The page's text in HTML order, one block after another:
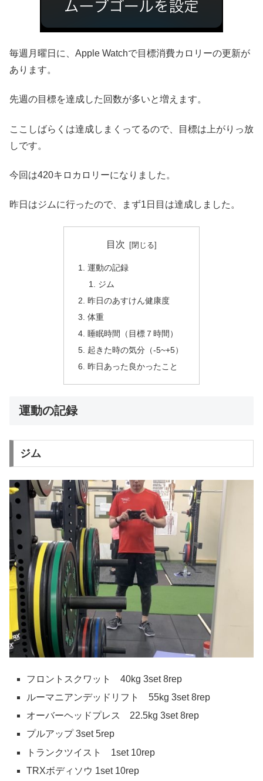
毎週月曜日に、Apple Watchで目標消費カロリーの更新が
あります。
先週の目標を達成した回数が多いと増えます。
ここしばらくは達成しまくってるので、目標は上がりっ放
しです。
今回は420キロカロリーになりました。
昨日はジムに行ったので、まず1日目は達成しました。
目次
運動の記録
ジム
昨日のあすけん健康度
体重
睡眠時間（目標７時間）
起きた時の気分（-5~+5）
昨日あった良かったこと
運動の記録
ジム
フロントスクワット 40kg 3set 8rep
ルーマニアンデッドリフト 55kg 3set 8rep
オーバーヘッドプレス 22.5kg 3set 8rep
プルアップ 3set 5rep
トランクツイスト 1set 10rep
TRXボディソウ 1set 10rep